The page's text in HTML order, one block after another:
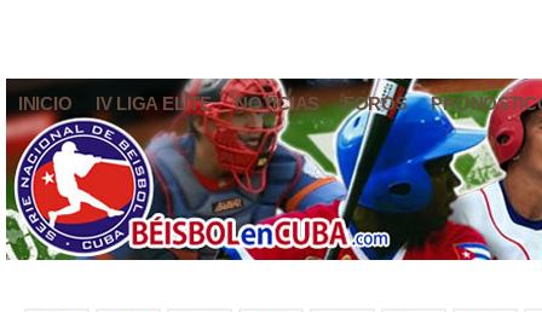
INICIO IV LIGA ELITE NOTICIAS FOROS